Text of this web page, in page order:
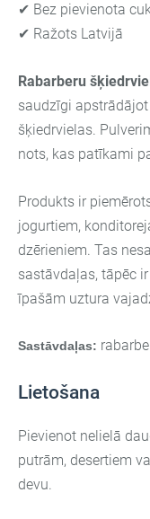
✔ Bez pievienota
✔ Ražots Latvijā
Rabarberu
saudzīgi
šķiedrvielas.
nots, kas patīkami
Produkts ir
jogurtiem,
dzērieniem. Tas
sastāvdaļas, tāpēc
īpašām uztura
Sastāvdaļas:
Lietošana
Pievienot nelielā
putrām, desertiem
devu.